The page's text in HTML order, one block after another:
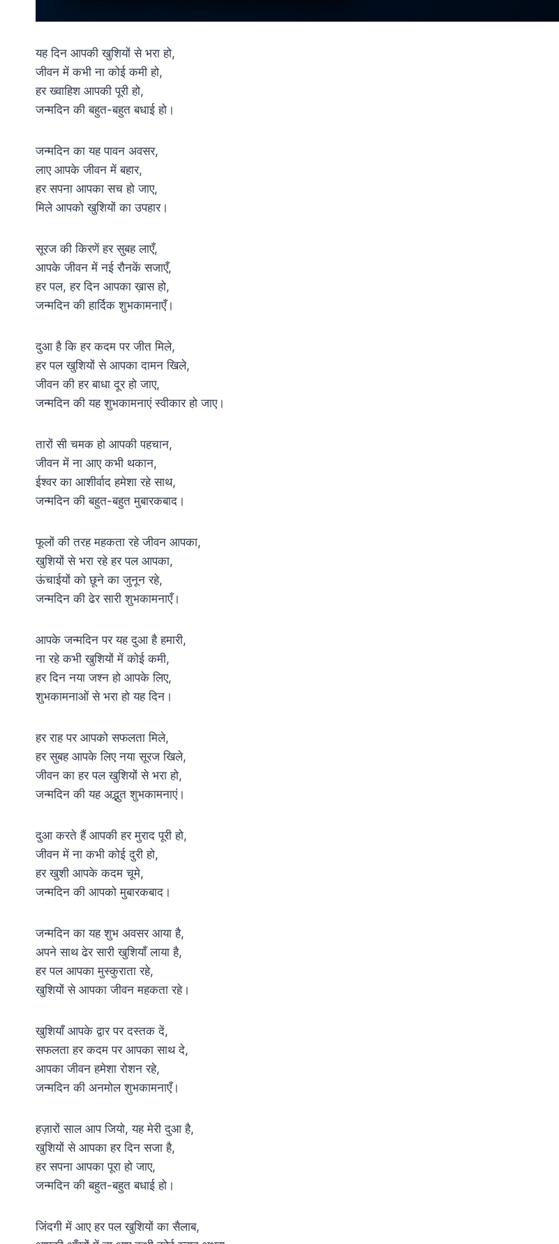
यह दिन आपकी खुशियों से भरा हो,
जीवन में कभी ना कोई कमी हो,
हर ख्वाहिश आपकी पूरी हो,
जन्मदिन की बहुत-बहुत बधाई हो।
जन्मदिन का यह पावन अवसर,
लाए आपके जीवन में बहार,
हर सपना आपका सच हो जाए,
मिले आपको खुशियों का उपहार।
सूरज की किरणें हर सुबह लाएँ,
आपके जीवन में नई रौनकें सजाएँ,
हर पल, हर दिन आपका ख़ास हो,
जन्मदिन की हार्दिक शुभकामनाएँ।
दुआ है कि हर कदम पर जीत मिले,
हर पल खुशियों से आपका दामन खिले,
जीवन की हर बाधा दूर हो जाए,
जन्मदिन की यह शुभकामनाएं स्वीकार हो जाए।
तारों सी चमक हो आपकी पहचान,
जीवन में ना आए कभी थकान,
ईश्वर का आशीर्वाद हमेशा रहे साथ,
जन्मदिन की बहुत-बहुत मुबारकबाद।
फूलों की तरह महकता रहे जीवन आपका,
खुशियों से भरा रहे हर पल आपका,
ऊंचाईयों को छूने का जुनून रहे,
जन्मदिन की ढेर सारी शुभकामनाएँ।
आपके जन्मदिन पर यह दुआ है हमारी,
ना रहे कभी खुशियों में कोई कमी,
हर दिन नया जश्न हो आपके लिए,
शुभकामनाओं से भरा हो यह दिन।
हर राह पर आपको सफलता मिले,
हर सुबह आपके लिए नया सूरज खिले,
जीवन का हर पल खुशियों से भरा हो,
जन्मदिन की यह अद्भुत शुभकामनाएं।
दुआ करते हैं आपकी हर मुराद पूरी हो,
जीवन में ना कभी कोई दुरी हो,
हर खुशी आपके कदम चूमे,
जन्मदिन की आपको मुबारकबाद।
जन्मदिन का यह शुभ अवसर आया है,
अपने साथ ढेर सारी खुशियाँ लाया है,
हर पल आपका मुस्कुराता रहे,
खुशियों से आपका जीवन महकता रहे।
खुशियाँ आपके द्वार पर दस्तक दें,
सफलता हर कदम पर आपका साथ दे,
आपका जीवन हमेशा रोशन रहे,
जन्मदिन की अनमोल शुभकामनाएँ।
हज़ारों साल आप जियो, यह मेरी दुआ है,
खुशियों से आपका हर दिन सजा है,
हर सपना आपका पूरा हो जाए,
जन्मदिन की बहुत-बहुत बधाई हो।
जिंदगी में आए हर पल खुशियों का सैलाब,